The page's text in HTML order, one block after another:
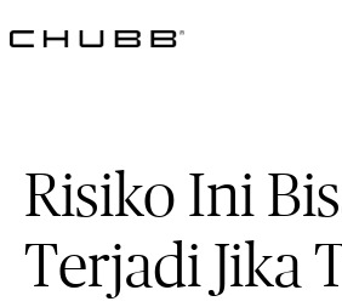
Risiko Ini
Terjadi Jika